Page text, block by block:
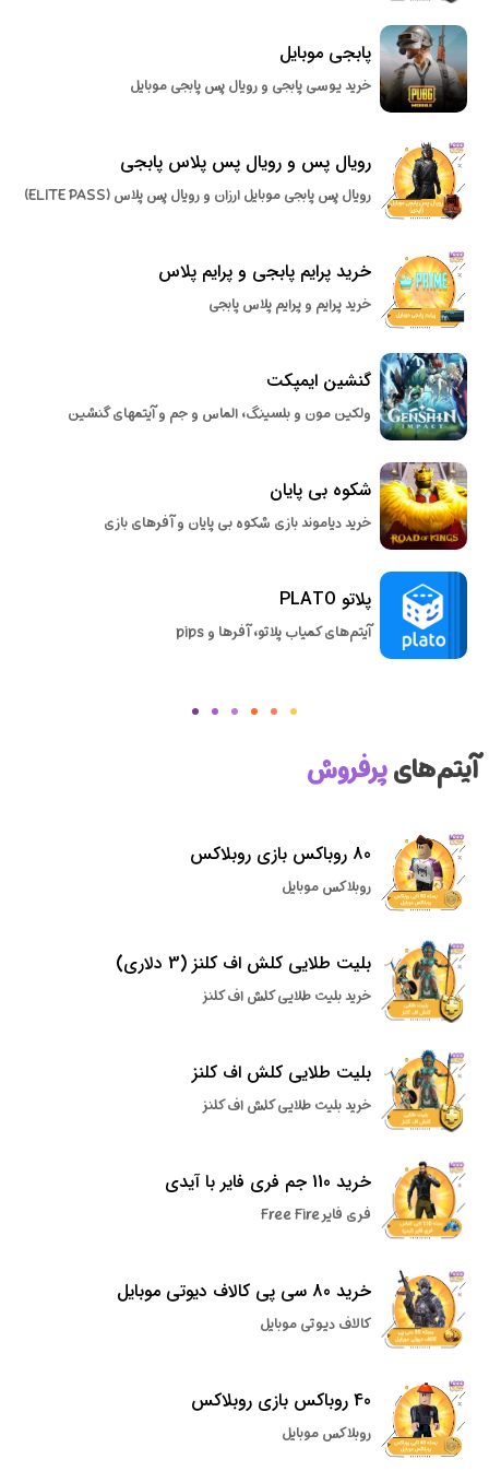
پابجی موبایل
خرید یوسی پابجی و رویال پس پابجی موبایل
رویال پس و رویال پس پلاس پابجی
رویال پس پابجی موبایل ارزان و رویال پس پلاس (ELITE PASS)
خرید پرایم پابجی و پرایم پلاس
خرید پرایم و پرایم پلاس پابجی
گنشین ایمپکت
ولکین مون و بلسینگ، الماس و جم و آیتمهای گنشین
شکوه بی پایان
خرید دیاموند بازی شکوه بی پایان و آفرهای بازی
پلاتو PLATO
آیتم‌های کمیاب پلاتو، آفرها و pips
آیتم‌هایپرفروش
80 روباکس بازی روبلاکس
روبلاکس موبایل
بلیت طلایی کلش اف کلنز (3 دلاری)
خرید بلیت طلایی کلش اف کلنز
بلیت طلایی کلش اف کلنز
خرید بلیت طلایی کلش اف کلنز
خرید 110 جم فری فایر با آیدی
فری فایر Free Fire
خرید 80 سی پی کالاف دیوتی موبایل
کالاف دیوتی موبایل
40 روباکس بازی روبلاکس
روبلاکس موبایل